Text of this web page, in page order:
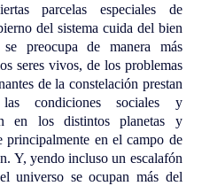
parcelas especiales de
del sistema cuida del bien
preocupa de manera más
seres vivos, de los problemas
de la constelación prestan
condiciones sociales y
en los distintos planetas y
principalmente en el campo de
Y, yendo incluso un escalafón
universo se ocupan más del